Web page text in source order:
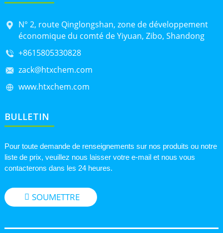
N° 2, route Qinglongshan, zone de développement
économique du comté de Yiyuan, Zibo, Shandong
+8615805330828
zack@htxchem.com
www.htxchem.com
BULLETIN
Pour toute demande de renseignements sur nos produits ou notre
liste de prix, veuillez nous laisser votre e-mail et nous vous
contacterons dans les 24 heures.
SOUMETTRE